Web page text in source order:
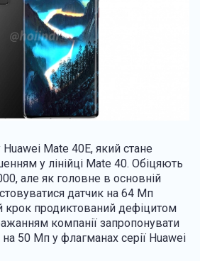
Huawei Mate 40E, який стане
у лінійці Mate 40. Обіцяють
але як головне в основній
датчик на 64 Мп
крок продиктований дефіцитом
компанії запропонувати
50 Мп у флагманах серії Huawei